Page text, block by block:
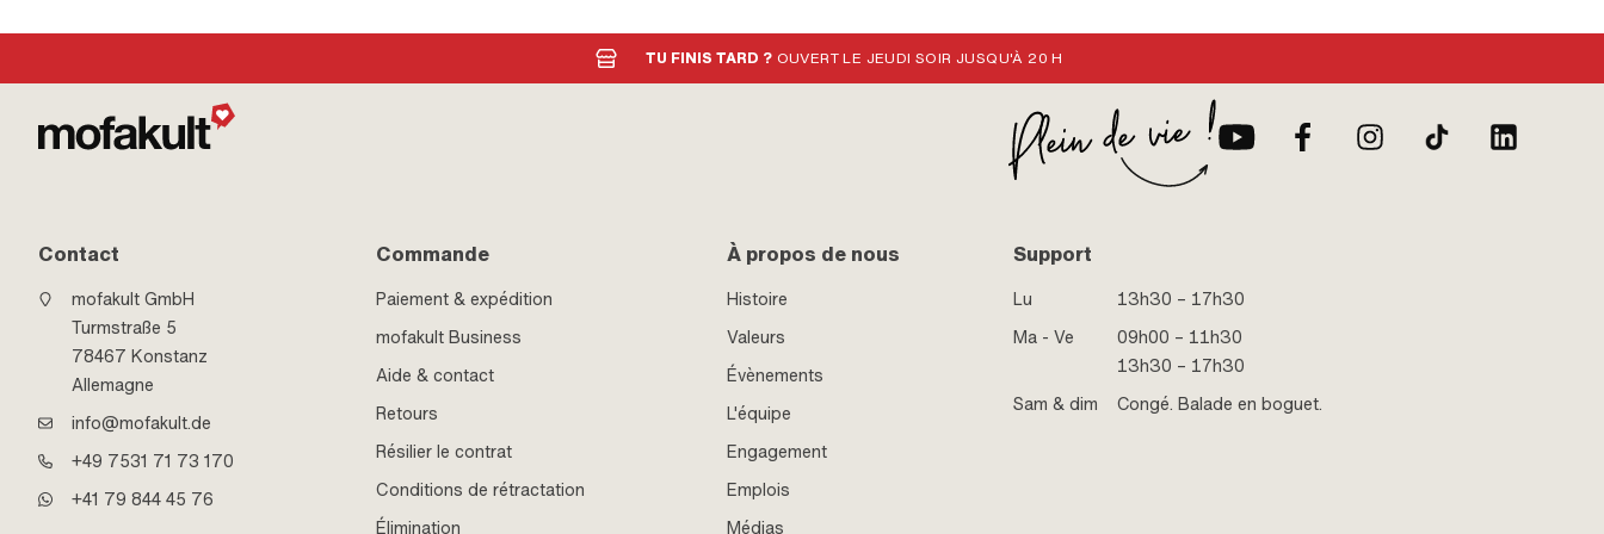
TU FINIS TARD ? OUVERT LE JEUDI SOIR JUSQU'À 20 H
Contact
mofakult GmbH
Turmstraße 5
78467 Konstanz
Allemagne
info@mofakult.de
+49 7531 71 73 170
+41 79 844 45 76
Commande
Paiement & expédition
mofakult Business
Aide & contact
Retours
Résilier le contrat
Conditions de rétractation
Élimination
À propos de nous
Histoire
Valeurs
Évènements
L'équipe
Engagement
Emplois
Médias
Support
Lu
13h30 – 17h30
Ma - Ve
09h00 – 11h30
13h30 – 17h30
Sam & dim
Congé. Balade en boguet.